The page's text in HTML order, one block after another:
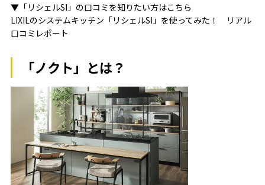
▼「リシェルSI」の口コミを知りたい方はこちら
LIXILのシステムキッチン「リシェルSI」を使ってみた！ リアル
口コミレポート
「ノクト」とは？